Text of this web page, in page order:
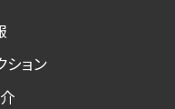
ション